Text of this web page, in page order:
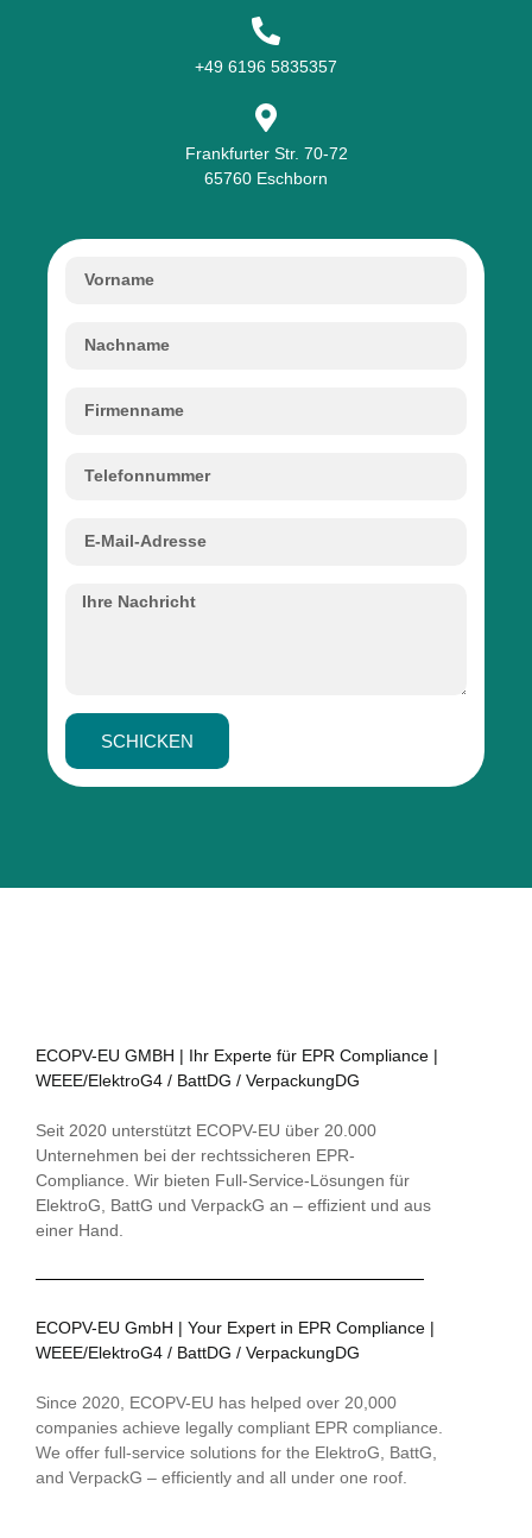
+49 6196 5835357
Frankfurter Str. 70-72
65760 Eschborn
SCHICKEN
ECOPV-EU GMBH | Ihr Experte für EPR Compliance |
WEEE/ElektroG4 / BattDG / VerpackungDG
Seit 2020 unterstützt ECOPV-EU über 20.000
Unternehmen bei der rechtssicheren EPR-
Compliance. Wir bieten Full-Service-Lösungen für
ElektroG, BattG und VerpackG an – effizient und aus
einer Hand.
ECOPV-EU GmbH | Your Expert in EPR Compliance |
WEEE/ElektroG4 / BattDG / VerpackungDG
Since 2020, ECOPV-EU has helped over 20,000
companies achieve legally compliant EPR compliance.
We offer full-service solutions for the ElektroG, BattG,
and VerpackG – efficiently and all under one roof.